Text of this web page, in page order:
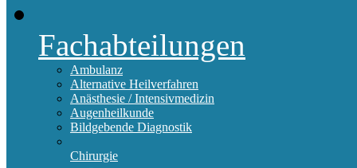
Fachabteilungen
Ambulanz
Alternative Heilverfahren
Anästhesie / Intensivmedizin
Augenheilkunde
Bildgebende Diagnostik
Chirurgie